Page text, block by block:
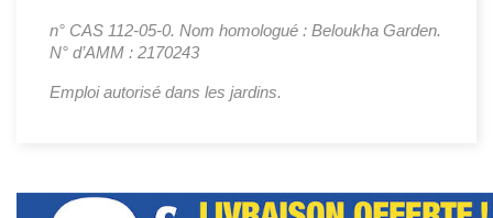
n° CAS 112-05-0. Nom homologué : Beloukha Garden.
N° d’AMM : 2170243
Emploi autorisé dans les jardins.